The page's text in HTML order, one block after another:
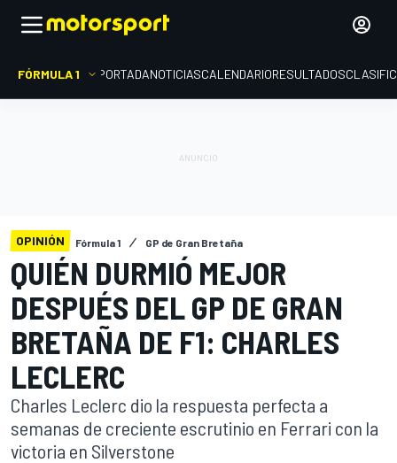
FÓRMULA 1 PORTADANOTICIASCALENDARIORESULTADOS
OPINIÓN Fórmula 1 GP de Gran Bretaña
QUIÉN DURMIÓ MEJOR
DESPUÉS DEL GP DE GRAN
BRETAÑA DE F1: CHARLES
LECLERC
Charles Leclerc dio la respuesta perfecta a
semanas de creciente escrutinio en Ferrari con la
victoria en Silverstone